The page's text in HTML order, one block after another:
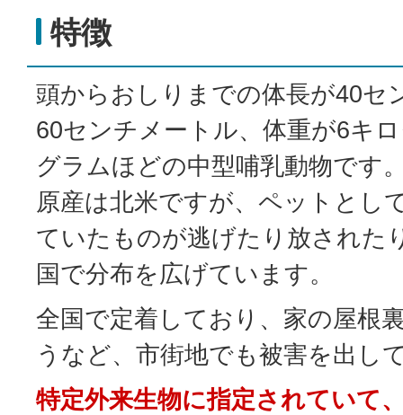
特徴
頭からおしりまでの体長が40セ
60センチメートル、体重が6キ
グラムほどの中型哺乳動物です
原産は北米ですが、ペットとし
ていたものが逃げたり放された
国で分布を広げています。
全国で定着しており、家の屋根
うなど、市街地でも被害を出し
特定外来生物に指定されていて